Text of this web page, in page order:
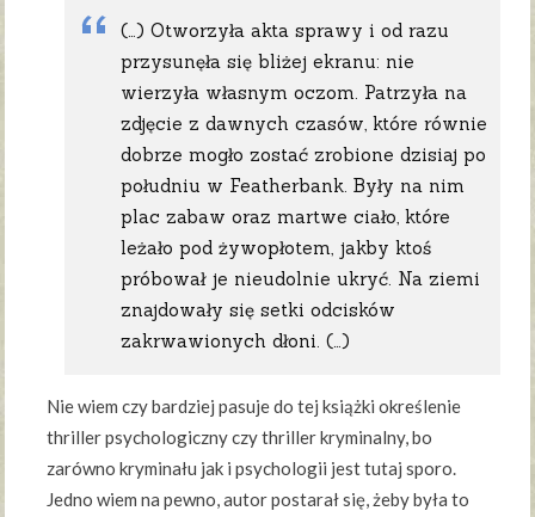
(…) Otworzyła akta sprawy i od razu
przysunęła się bliżej ekranu: nie
wierzyła własnym oczom. Patrzyła na
zdjęcie z dawnych czasów, które równie
dobrze mogło zostać zrobione dzisiaj po
południu w Featherbank. Były na nim
plac zabaw oraz martwe ciało, które
leżało pod żywopłotem, jakby ktoś
próbował je nieudolnie ukryć. Na ziemi
znajdowały się setki odcisków
zakrwawionych dłoni. (…)
Nie wiem czy bardziej pasuje do tej książki określenie
thriller psychologiczny czy thriller kryminalny, bo
zarówno kryminału jak i psychologii jest tutaj sporo.
Jedno wiem na pewno, autor postarał się, żeby była to